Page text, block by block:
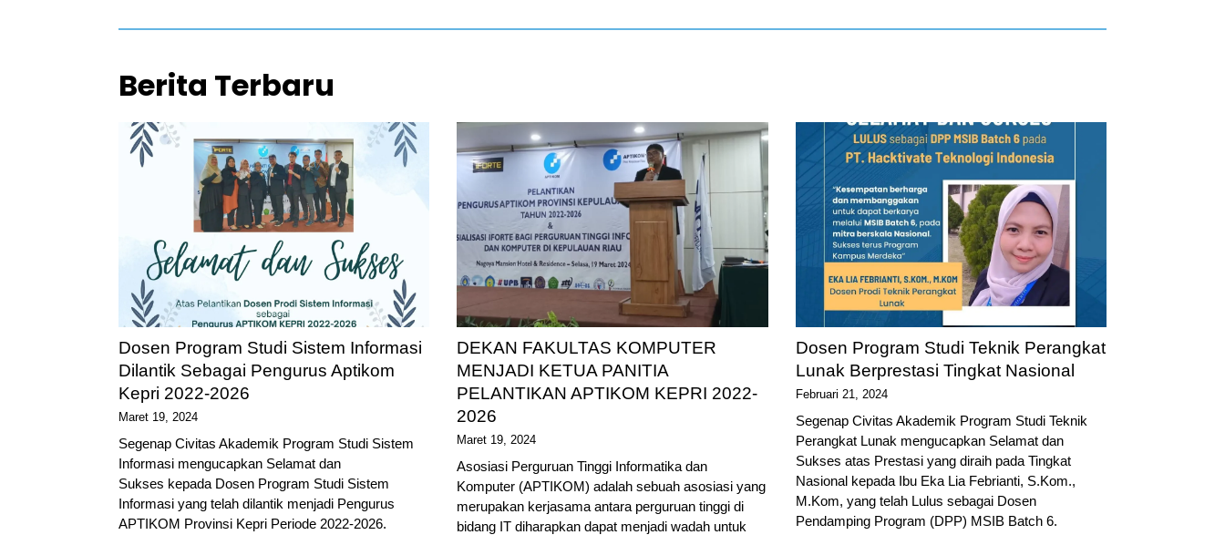
Berita Terbaru
Dosen Program Studi Sistem Informasi
Dilantik Sebagai Pengurus Aptikom
Kepri 2022-2026
Maret 19, 2024
Segenap Civitas Akademik Program Studi Sistem
Informasi mengucapkan Selamat dan
Sukses kepada Dosen Program Studi Sistem
Informasi yang telah dilantik menjadi Pengurus
APTIKOM Provinsi Kepri Periode 2022-2026.
DEKAN FAKULTAS KOMPUTER
MENJADI KETUA PANITIA
PELANTIKAN APTIKOM KEPRI 2022-
2026
Maret 19, 2024
Asosiasi Perguruan Tinggi Informatika dan
Komputer (APTIKOM) adalah sebuah asosiasi yang
merupakan kerjasama antara perguruan tinggi di
bidang IT diharapkan dapat menjadi wadah untuk
Dosen Program Studi Teknik Perangkat
Lunak Berprestasi Tingkat Nasional
Februari 21, 2024
Segenap Civitas Akademik Program Studi Teknik
Perangkat Lunak mengucapkan Selamat dan
Sukses atas Prestasi yang diraih pada Tingkat
Nasional kepada Ibu Eka Lia Febrianti, S.Kom.,
M.Kom, yang telah Lulus sebagai Dosen
Pendamping Program (DPP) MSIB Batch 6.